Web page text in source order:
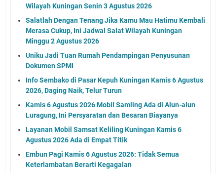
Wilayah Kuningan Senin 3 Agustus 2026
Salatlah Dengan Tenang Jika Kamu Mau Hatimu Kembali
Merasa Cukup, Ini Jadwal Salat Wilayah Kuningan
Minggu 2 Agustus 2026
Uniku Jadi Tuan Rumah Pendampingan Penyusunan
Dokumen SPMI
Info Sembako di Pasar Kepuh Kuningan Kamis 6 Agustus
2026, Daging Naik, Telur Turun
Kamis 6 Agustus 2026 Mobil Samling Ada di Alun-alun
Luragung, Ini Persyaratan dan Besaran Biayanya
Layanan Mobil Samsat Keliling Kuningan Kamis 6
Agustus 2026 Ada di Empat Titik
Embun Pagi Kamis 6 Agustus 2026: Tidak Semua
Keterlambatan Berarti Kegagalan